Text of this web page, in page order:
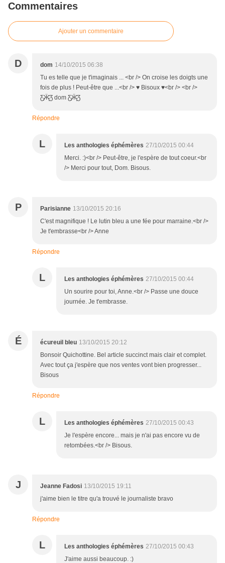
Commentaires
Ajouter un commentaire
D dom 14/10/2015 06:38
Tu es telle que je t'imaginais ... <br /> On croise les doigts une
fois de plus ! Peut-être que ...<br /> ♥ Bisoux ♥<br /> <br />
Ƹ̵̡Ӝ̵̨̄Ʒ dom Ƹ̵̡Ӝ̵̨̄Ʒ
Répondre
L Les anthologies éphémères 27/10/2015 00:44
Merci. :)<br /> Peut-être, je l'espère de tout coeur.<br
/> Merci pour tout, Dom. Bisous.
P Parisianne 13/10/2015 20:16
C'est magnifique ! Le lutin bleu a une fée pour marraine.<br />
Je t'embrasse<br /> Anne
Répondre
L Les anthologies éphémères 27/10/2015 00:44
Un sourire pour toi, Anne.<br /> Passe une douce
journée. Je t'embrasse.
É écureuil bleu 13/10/2015 20:12
Bonsoir Quichottine. Bel article succinct mais clair et complet.
Avec tout ça j'espère que nos ventes vont bien progresser...
Bisous
Répondre
L Les anthologies éphémères 27/10/2015 00:43
Je l'espère encore... mais je n'ai pas encore vu de
retombées.<br /> Bisous.
J Jeanne Fadosi 13/10/2015 19:11
j'aime bien le titre qu'a trouvé le journaliste bravo
Répondre
L Les anthologies éphémères 27/10/2015 00:43
J'aime aussi beaucoup. :)